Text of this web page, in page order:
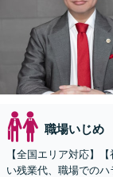
職場いじめ
【全国エリア対応】
い残業代、職場での